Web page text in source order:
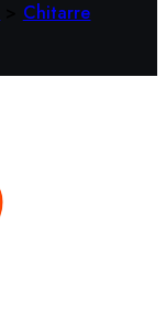
Chitarre